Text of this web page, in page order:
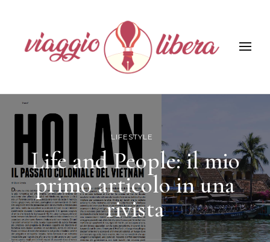
Viaggiolibera
LIFESTYLE
Life and People: il mio
primo articolo in una
rivista